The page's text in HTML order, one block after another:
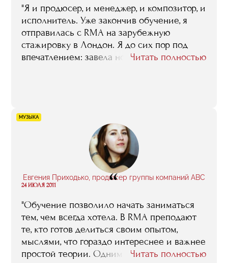
"Я и продюсер, и менеджер, и композитор, и
исполнитель. Уже закончив обучение, я
отправилась с RMA на зарубежную
стажировку в Лондон. Я до сих пор под
впечатлением: завела новые контакты,
добилась всего благодаря себе, людям
вокруг и полученным в RMA знаниям".
Читать полностью
МУЗЫКА
Евгения Приходько, продюсер группы компаний ABC
“
24 ИЮЛЯ 2011
"Обучение позволило начать заниматься
тем, чем всегда хотела. В RMA преподают
те, кто готов делиться своим опытом,
мыслями, что гораздо интереснее и важнее
простой теории. Одним словом, RMA дает
Читать полностью